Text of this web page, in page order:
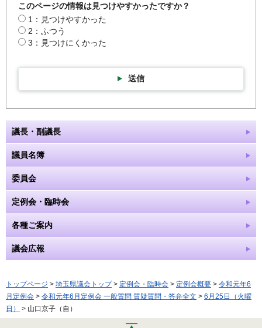
このページの情報は見つけやすかったですか？
1：見つけやすかった
2：ふつう
3：見つけにくかった
送信
議長・副議長
議員名簿
委員会
定例会・臨時会
各種ご案内
議会広報
トップページ > 埼玉県議会トップ> 定例会・臨時会 > 定例会概要 > 令和元年6
月定例会 > 令和元年6月定例会 一般質問 質疑質問・答弁全文 > 6月25日（火曜
日）
> 山口京子（自）